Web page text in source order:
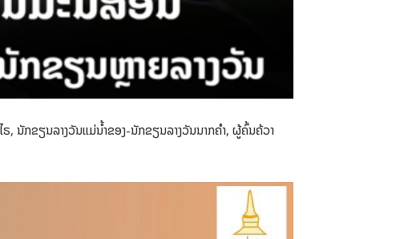
, ນັກຂຽນລາງວັນແມ່ນ້ຳຂອງ-ນັກຂຽນລາງວັນນາກຄຳ, ຜູ້ຄົ້ນຄ້ວາ